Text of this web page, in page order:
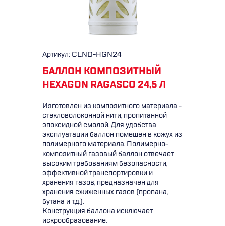
Артикул: CLND-HGN24
БАЛЛОН КОМПОЗИТНЫЙ
HEXAGON RAGASCO 24,5 Л
Изготовлен из композитного материала -
стекловолоконной нити, пропитанной
эпоксидной смолой. Для удобства
эксплуатации баллон помещен в кожух из
полимерного материала. Полимерно-
композитный газовый баллон отвечает
высоким требованиям безопасности,
эффективной транспортировки и
хранения газов, предназначен для
хранения сжиженных газов (пропана,
бутана и т.д.).
Конструкция баллона исключает
искрообразование.